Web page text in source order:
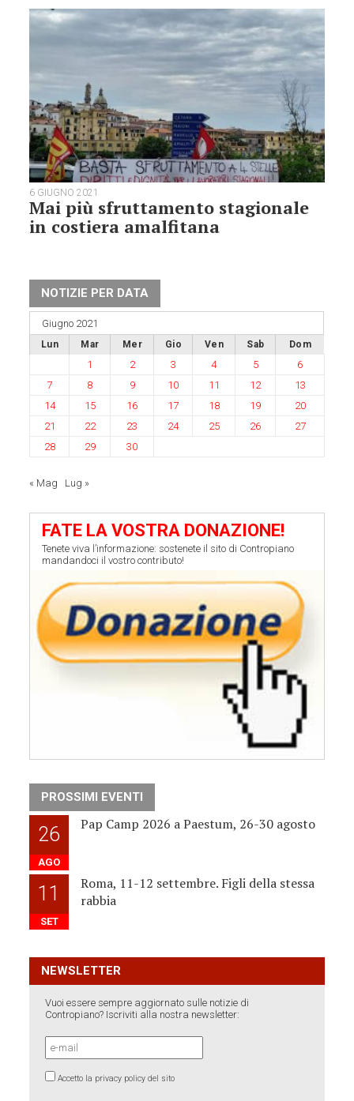
6 GIUGNO 2021
Mai più sfruttamento stagionale
in costiera amalfitana
NOTIZIE PER DATA
Giugno 2021
Lun Mar Mer Gio Ven Sab Dom
1 2 3 4 5
6
7
8 9 10 11 12
13
14
15 16 17 18 19
20
21
22 23 24 25 26
27
28
29 30
« Mag Lug »
FATE LA VOSTRA DONAZIONE!
Tenete viva l’informazione: sostenete il sito di Contropiano
mandandoci il vostro contributo!
PROSSIMI EVENTI
26
AGO
Pap Camp 2026 a Paestum, 26-30 agosto
11
SET
Roma, 11-12 settembre. Figli della stessa
rabbia
NEWSLETTER
Vuoi essere sempre aggiornato sulle notizie di
Contropiano? Iscriviti alla nostra newsletter:
Accetto la privacy policy del sito